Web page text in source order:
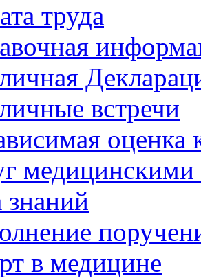
труда
встречи
оценка
знаний
в медицине